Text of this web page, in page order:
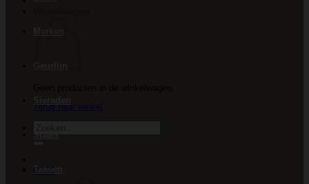
Terug naar winkel
0.00
Tassen